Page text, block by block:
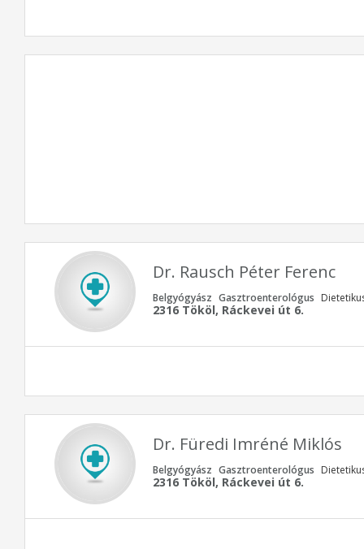
Dr. Rausch Péter Ferenc
Belgyógyász Gasztroenterológus
2316 Tököl, Ráckevei út 6.
Dr. Füredi Imréné Miklós
Belgyógyász Gasztroenterológus
2316 Tököl, Ráckevei út 6.